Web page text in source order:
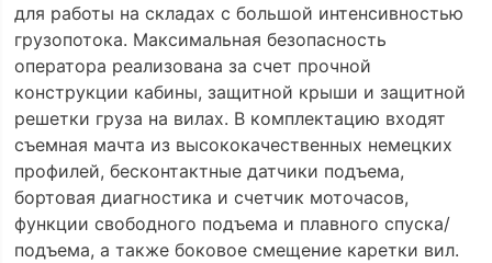
для работы на складах с большой интенсивностью
грузопотока. Максимальная безопасность
оператора реализована за счет прочной
конструкции кабины, защитной крыши и защитной
решетки груза на вилах. В комплектацию входят
съемная мачта из высококачественных немецких
профилей, бесконтактные датчики подъема,
бортовая диагностика и счетчик моточасов,
функции свободного подъема и плавного спуска/
подъема, а также боковое смещение каретки вил.